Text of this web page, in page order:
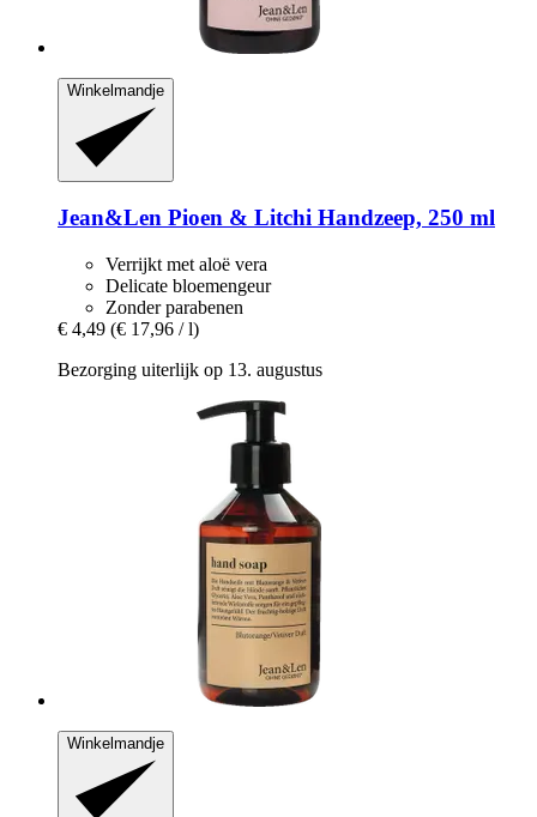
Winkelmandje
Jean&Len Pioen & Litchi Handzeep, 250 ml
Verrijkt met aloë vera
Delicate bloemengeur
Zonder parabenen
€ 4,49 (€ 17,96 / l)
Bezorging uiterlijk op 13. augustus
Winkelmandje